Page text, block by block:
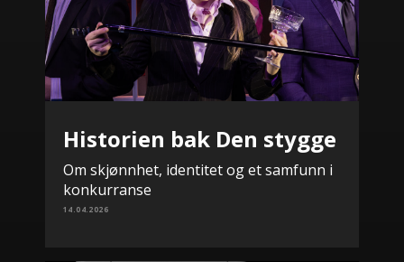
Historien bak Den stygge
Om skjønnhet, identitet og et samfunn i
konkurranse
14.04.2026